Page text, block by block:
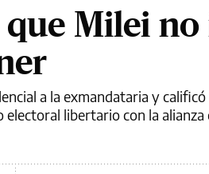
Milei
a la exmandataria y
libertario con la alianza